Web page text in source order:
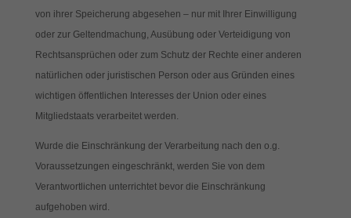
von ihrer Speicherung abgesehen – nur mit Ihrer Einwilligung
oder zur Geltendmachung, Ausübung oder Verteidigung von
Rechtsansprüchen oder zum Schutz der Rechte einer anderen
natürlichen oder juristischen Person oder aus Gründen eines
wichtigen öffentlichen Interesses der Union oder eines
Mitgliedstaats verarbeitet werden.
Wurde die Einschränkung der Verarbeitung nach den o.g.
Voraussetzungen eingeschränkt, werden Sie von dem
Verantwortlichen unterrichtet bevor die Einschränkung
aufgehoben wird.